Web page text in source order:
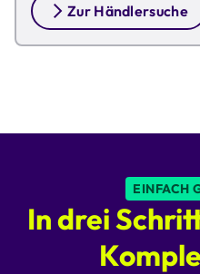
Zur Händlersuche
EINFACH
In drei